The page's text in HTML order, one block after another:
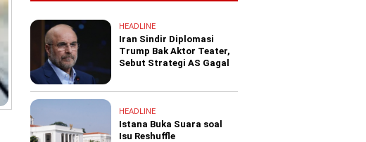
HEADLINE
Iran Sindir Diplomasi
Trump Bak Aktor Teater,
Sebut Strategi AS Gagal
HEADLINE
Istana Buka Suara soal
Isu Reshuffle